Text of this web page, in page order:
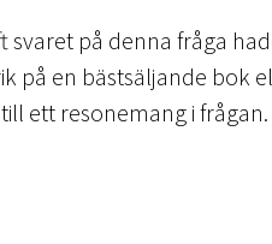
svaret på denna fråga
på en bästsäljande bok
ett resonemang i frågan.